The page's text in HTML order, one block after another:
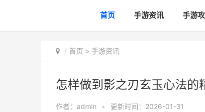
首页 手游资讯 手游
首页 > 手游资讯
怎样做到影之刃玄玉心法的
作者： admin • 更新时间：2026-01-31